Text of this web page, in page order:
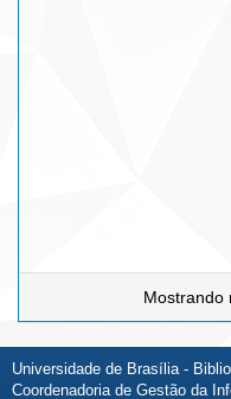
Mostrando
Universidade de Brasília -
Coordenadoria de Gestão da